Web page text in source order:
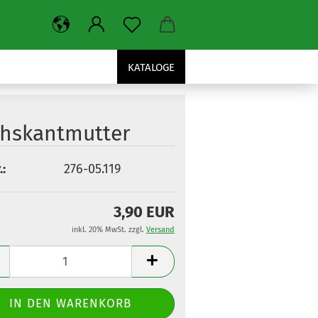
KATALOGE
276-05.119
3,90 EUR
inkl. 20% MwSt. zzgl. Versand